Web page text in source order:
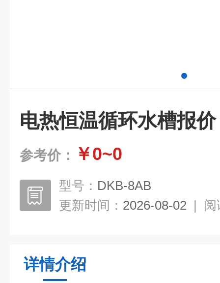
电热恒温循环水槽报价
参考价： ￥0~0
型号： DKB-8AB
更新时间： 2026-08-02 | 阅
详情介绍